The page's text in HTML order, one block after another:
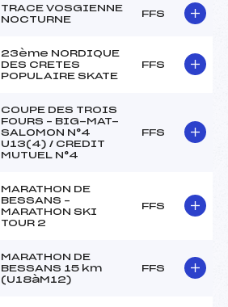
TRACE VOSGIENNE
NOCTURNE
FFS
23ème NORDIQUE
DES CRETES
POPULAIRE SKATE
FFS
COUPE DES TROIS
FOURS – BIG-MAT-
SALOMON N°4
U13(4) / CREDIT
MUTUEL N°4
FFS
MARATHON DE
BESSANS –
MARATHON SKI
TOUR 2
FFS
MARATHON DE
BESSANS 15 km
(U18àM12)
FFS